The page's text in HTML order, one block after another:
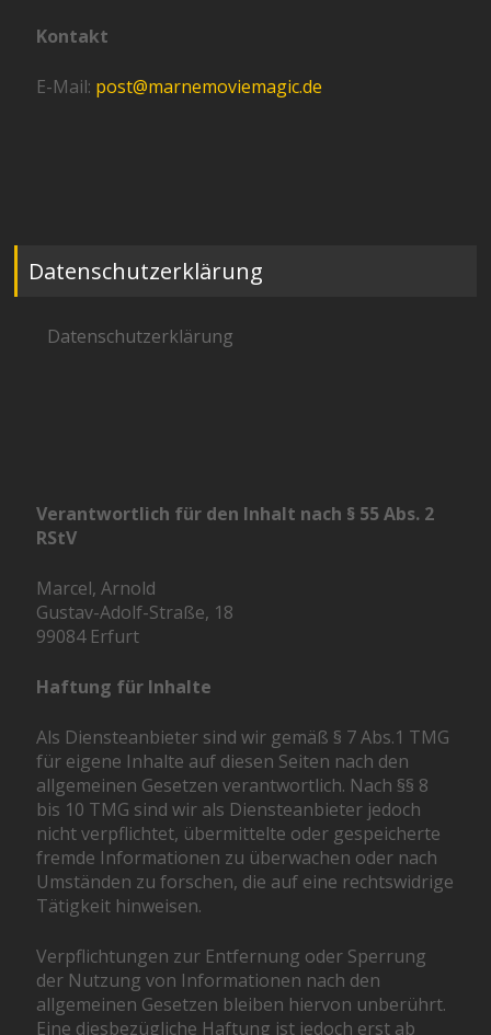
Kontakt
E-Mail: post@marnemoviemagic.de
Datenschutzerklärung
Datenschutzerklärung
Verantwortlich für den Inhalt nach § 55 Abs. 2
RStV
Marcel, Arnold
Gustav-Adolf-Straße, 18
99084 Erfurt
Haftung für Inhalte
Als Diensteanbieter sind wir gemäß § 7 Abs.1 TMG
für eigene Inhalte auf diesen Seiten nach den
allgemeinen Gesetzen verantwortlich. Nach §§ 8
bis 10 TMG sind wir als Diensteanbieter jedoch
nicht verpflichtet, übermittelte oder gespeicherte
fremde Informationen zu überwachen oder nach
Umständen zu forschen, die auf eine rechtswidrige
Tätigkeit hinweisen.
Verpflichtungen zur Entfernung oder Sperrung
der Nutzung von Informationen nach den
allgemeinen Gesetzen bleiben hiervon unberührt.
Eine diesbezügliche Haftung ist jedoch erst ab